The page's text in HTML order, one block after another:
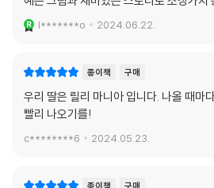
l*******o 2024.06.22.
종이책 구매
우리 딸은 릴리 마니아 입니다. 나올 때마
빨리 나오기를!
c********6 2024.05.23.